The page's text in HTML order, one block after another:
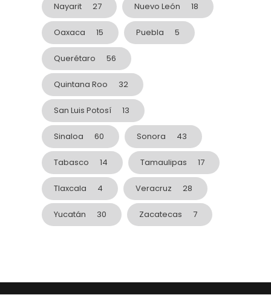
Nayarit 27 Nuevo León 18
Oaxaca 15 Puebla 5
Querétaro 56
Quintana Roo 32
San Luis Potosí 13
Sinaloa 60 Sonora 43
Tabasco 14 Tamaulipas 17
Tlaxcala 4 Veracruz 28
Yucatán 30 Zacatecas 7